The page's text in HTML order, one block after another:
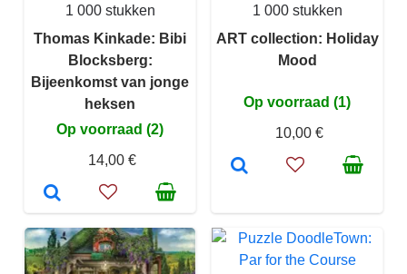
1 000 stukken
Thomas Kinkade: Bibi
Blocksberg:
Bijeenkomst van jonge
heksen
Op voorraad (2)
14,00 €
1 000 stukken
ART collection: Holiday
Mood
Op voorraad (1)
10,00 €